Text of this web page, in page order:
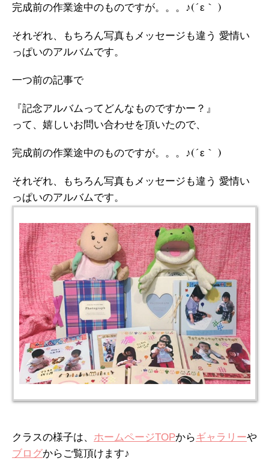
完成前の作業途中のものですが。。。♪(´ε｀ )
それぞれ、もちろん写真もメッセージも違う 愛情い
っぱいのアルバムです。
一つ前の記事で
『記念アルバムってどんなものですかー？』
って、嬉しいお問い合わせを頂いたので、
完成前の作業途中のものですが。。。♪(´ε｀ )
それぞれ、もちろん写真もメッセージも違う 愛情い
っぱいのアルバムです。
クラスの様子は、 ホームページTOPからギャラリーや
ブログからご覧頂けます♪